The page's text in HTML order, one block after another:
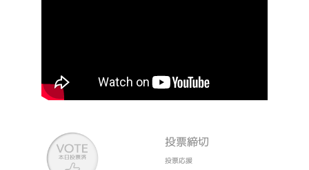
投票締切
投票応援